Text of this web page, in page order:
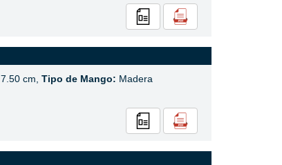
7.50 cm, Tipo de Mango: Madera